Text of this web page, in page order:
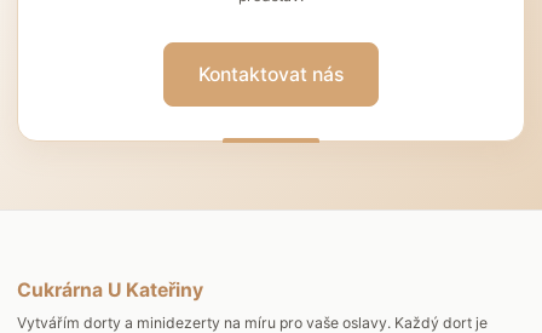
Kontaktovat nás
Cukrárna U Kateřiny
Vytvářím dorty a minidezerty na míru pro vaše oslavy. Každý dort je